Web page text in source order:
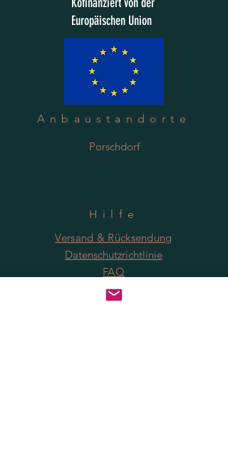
Europäischen Union
Anbaustandorte
Porschdorf
Hilfe
Versand & Rücksendung
Datenschutzrichtlinie
FAQ